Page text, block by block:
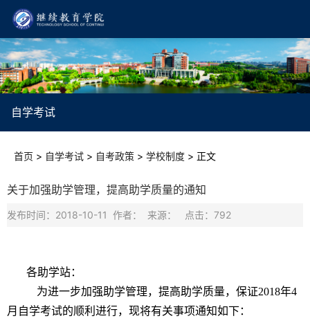
自学考试
首页 > 自学考试 > 自考政策 > 学校制度 > 正文
关于加强助学管理，提高助学质量的通知
发布时间：2018-10-11 作者： 来源： 点击： 792
各助学站：
为进一步加强助学管理，提高助学质量，保证2018年4
月自学考试的顺利进行，现将有关事项通知如下：